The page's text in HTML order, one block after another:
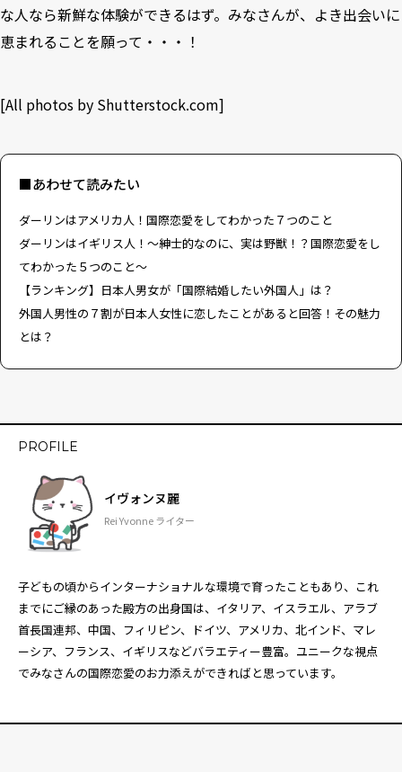
な人なら新鮮な体験ができるはず。みなさんが、よき出会いに
恵まれることを願って・・・！
[All photos by Shutterstock.com]
■あわせて読みたい
ダーリンはアメリカ人！国際恋愛をしてわかった７つのこと
ダーリンはイギリス人！〜紳士的なのに、実は野獣！？国際恋愛をし
てわかった５つのこと〜
【ランキング】日本人男女が「国際結婚したい外国人」は？
外国人男性の７割が日本人女性に恋したことがあると回答！その魅力
とは？
PROFILE
イヴォンヌ麗
Rei Yvonne ライター
子どもの頃からインターナショナルな環境で育ったこともあり、これ
までにご縁のあった殿方の出身国は、イタリア、イスラエル、アラブ
首長国連邦、中国、フィリピン、ドイツ、アメリカ、北インド、マレ
ーシア、フランス、イギリスなどバラエティー豊富。ユニークな視点
でみなさんの国際恋愛のお力添えができればと思っています。